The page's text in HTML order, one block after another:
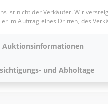
ist nicht der Verkäufer. Wir
im Auftrag eines Dritten, des
Auktionsinformationen
und Abholtage